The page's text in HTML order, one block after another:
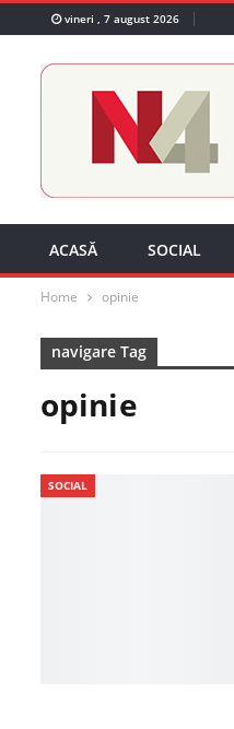
vineri , 7 august 2026
ACASĂ SOCIAL
Home opinie
navigare Tag
opinie
SOCIAL